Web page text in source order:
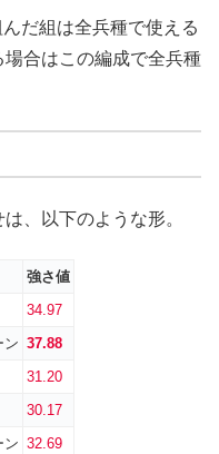
だ組は全兵種で使える
合はこの編成で全兵種
、以下のような形。
強さ値
34.97
ン 37.88
31.20
30.17
ン 32.69